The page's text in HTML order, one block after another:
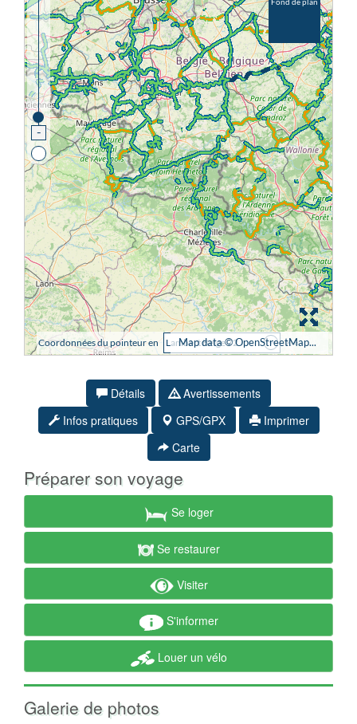
Détails
Avertissements
Infos pratiques
GPS/GPX
Imprimer
Carte
Préparer son voyage
Se loger
Se restaurer
Visiter
S'informer
Louer un vélo
Galerie de photos